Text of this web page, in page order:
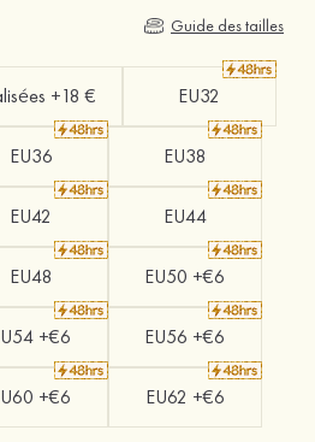
Guide des tailles
+18 € EU32
EU36 EU38
EU42 EU44
EU48 EU50 +€6
+€6 EU56 +€6
+€6 EU62 +€6